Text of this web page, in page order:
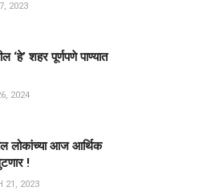
2023
‘हे’ शहर पूर्णपणे पाण्यात
2024
लोकांच्या आज आर्थिक
!
21, 2023